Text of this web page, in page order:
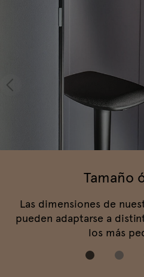
Tamaño
Las dimensiones de
pueden adaptarse a
los más